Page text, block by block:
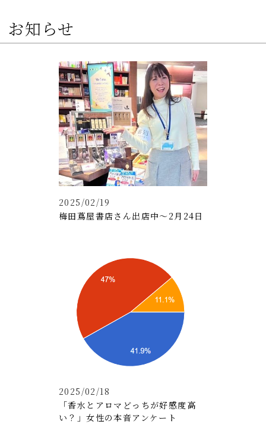
お知らせ
梅田蔦屋書店さん出店中～2月24日
2025/02/19
「香水とアロマどっちが好感度高
い？」女性の本音アンケート
2025/02/18